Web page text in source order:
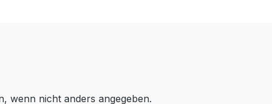
wenn nicht anders angegeben.